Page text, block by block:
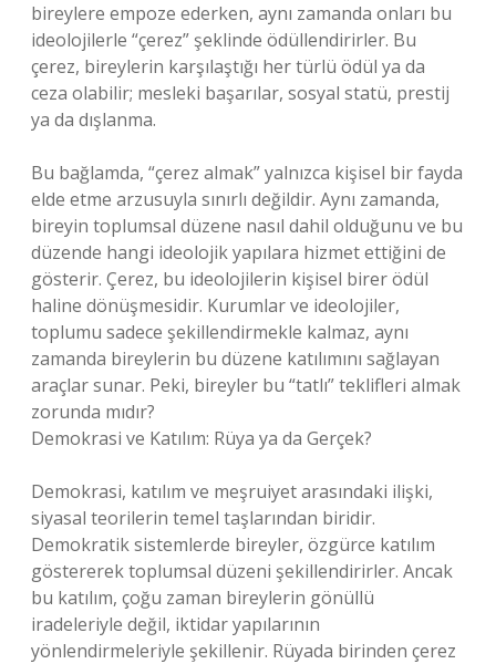
bireylere empoze ederken, aynı zamanda onları bu
ideolojilerle “çerez” şeklinde ödüllendirirler. Bu
çerez, bireylerin karşılaştığı her türlü ödül ya da
ceza olabilir; mesleki başarılar, sosyal statü, prestij
ya da dışlanma.
Bu bağlamda, “çerez almak” yalnızca kişisel bir fayda
elde etme arzusuyla sınırlı değildir. Aynı zamanda,
bireyin toplumsal düzene nasıl dahil olduğunu ve bu
düzende hangi ideolojik yapılara hizmet ettiğini de
gösterir. Çerez, bu ideolojilerin kişisel birer ödül
haline dönüşmesidir. Kurumlar ve ideolojiler,
toplumu sadece şekillendirmekle kalmaz, aynı
zamanda bireylerin bu düzene katılımını sağlayan
araçlar sunar. Peki, bireyler bu “tatlı” teklifleri almak
zorunda mıdır?
Demokrasi ve Katılım: Rüya ya da Gerçek?
Demokrasi, katılım ve meşruiyet arasındaki ilişki,
siyasal teorilerin temel taşlarından biridir.
Demokratik sistemlerde bireyler, özgürce katılım
göstererek toplumsal düzeni şekillendirirler. Ancak
bu katılım, çoğu zaman bireylerin gönüllü
iradeleriyle değil, iktidar yapılarının
yönlendirmeleriyle şekillenir. Rüyada birinden çerez